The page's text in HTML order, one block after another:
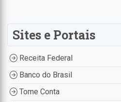
Sites e Portais
Receita Federal
Banco do Brasil
Tome Conta